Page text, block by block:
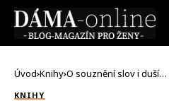
Úvod Knihy O souznění slov i duší…
KNIHY